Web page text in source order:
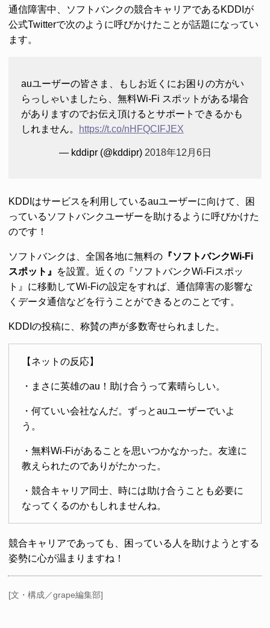
通信障害中、ソフトバンクの競合キャリアであるKDDIが
公式Twitterで次のように呼びかけたことが話題になってい
ます。
auユーザーの皆さま、もしお近くにお困りの方がい
らっしゃいましたら、無料Wi-Fi スポットがある場合
がありますのでお伝え頂けるとサポートできるかも
しれません。
https://t.co/nHFQCIFJEX
— kddipr (@kddipr) 2018年12月6日
KDDIはサービスを利用しているauユーザーに向けて、困
っているソフトバンクユーザーを助けるように呼びかけた
のです！
ソフトバンクは、全国各地に無料の 『ソフトバンクWi-Fi
スポット』
を設置。近くの『ソフトバンクWi-Fiスポッ
ト』に移動してWi-Fiの設定をすれば、通信障害の影響な
くデータ通信などを行うことができるとのことです。
KDDIの投稿に、称賛の声が多数寄せられました。
【ネットの反応】
・まさに英雄のau！助け合うって素晴らしい。
・何ていい会社なんだ。ずっとauユーザーでいよ
う。
・無料Wi-Fiがあることを思いつかなかった。友達に
教えられたのでありがたかった。
・競合キャリア同士、時には助け合うことも必要に
なってくるのかもしれませんね。
競合キャリアであっても、困っている人を助けようとする
姿勢に心が温まりますね！
[文・構成／grape編集部]